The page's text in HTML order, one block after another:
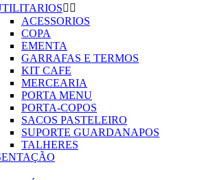
 
ACESSORIOS
COPA
EMENTA
GARRAFAS E TERMOS
KIT CAFE
MERCEARIA
PORTA MENU
PORTA-COPOS
SACOS PASTELEIRO
SUPORTE GUARDANAPOS
TALHERES